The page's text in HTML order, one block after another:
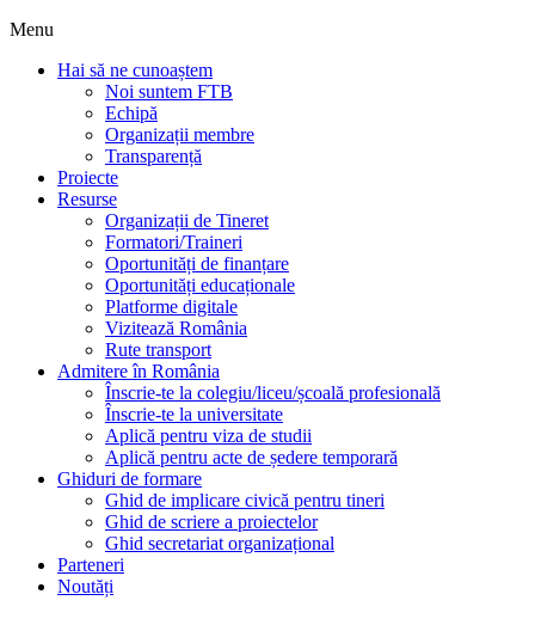
Menu
Hai să ne cunoaștem
Noi suntem FTB
Echipă
Organizații membre
Transparență
Proiecte
Resurse
Organizații de Tineret
Formatori/Traineri
Oportunități de finanțare
Oportunități educaționale
Platforme digitale
Vizitează România
Rute transport
Admitere în România
Înscrie-te la colegiu/liceu/școală profesională
Înscrie-te la universitate
Aplică pentru viza de studii
Aplică pentru acte de ședere temporară
Ghiduri de formare
Ghid de implicare civică pentru tineri
Ghid de scriere a proiectelor
Ghid secretariat organizațional
Parteneri
Noutăți